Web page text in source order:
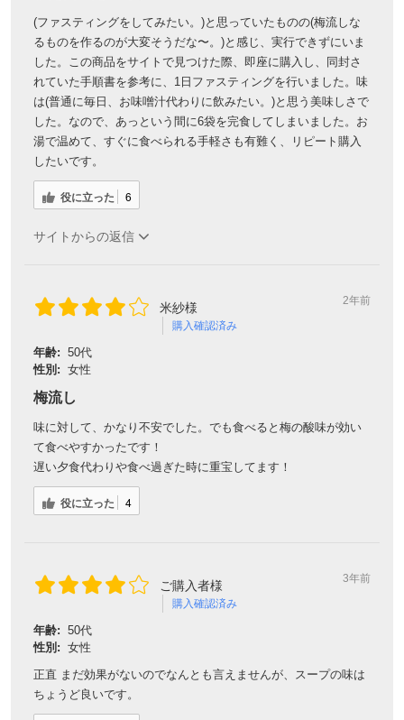
(ファスティングをしてみたい。)と思っていたものの(梅流しな
るものを作るのが大変そうだな〜。)と感じ、実行できずにいま
した。この商品をサイトで見つけた際、即座に購入し、同封さ
れていた手順書を参考に、1日ファスティングを行いました。味
は(普通に毎日、お味噌汁代わりに飲みたい。)と思う美味しさで
した。なので、あっという間に6袋を完食してしまいました。お
湯で温めて、すぐに食べられる手軽さも有難く、リピート購入
したいです。
役に立った 6
サイトからの返信
米紗様
購入確認済み
2年前
年齢: 50代
性別: 女性
梅流し
味に対して、かなり不安でした。でも食べると梅の酸味が効い
て食べやすかったです！
遅い夕食代わりや食べ過ぎた時に重宝してます！
役に立った 4
ご購入者様
購入確認済み
3年前
年齢: 50代
性別: 女性
正直 まだ効果がないのでなんとも言えませんが、スープの味は
ちょうど良いです。